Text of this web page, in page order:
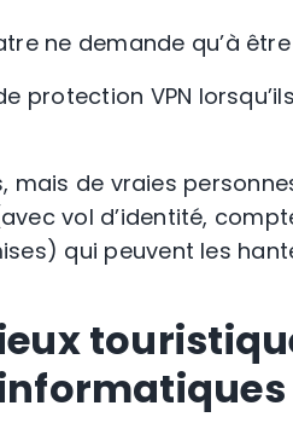
ne demande qu’à
protection VPN
mais de vraies
vol d’identité,
qui peuvent les